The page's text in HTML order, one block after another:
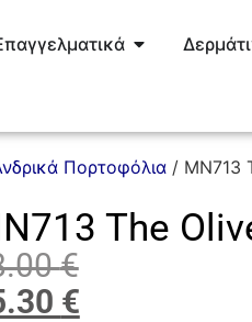
Πορτοφόλια / MN713
The
€
€